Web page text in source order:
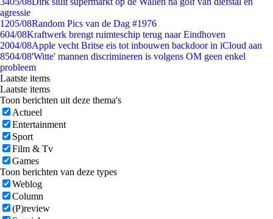
agressie
1205/08Random Pics van de Dag #1976
604/08Kraftwerk brengt ruimteschip terug naar Eindhoven
2004/08Apple vecht Britse eis tot inbouwen backdoor in iCloud aan
8504/08'Witte' mannen discrimineren is volgens OM geen enkel
probleem
Laatste items
Laatste items
Toon berichten uit deze thema's
Actueel
Entertainment
Sport
Film & Tv
Games
Toon berichten van deze types
Weblog
Column
(P)review